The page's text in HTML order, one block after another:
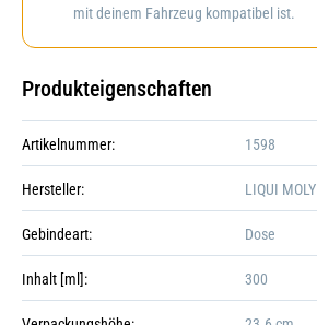
mit deinem Fahrzeug kompatibel ist.
Produkteigenschaften
Artikelnummer: 1598
Hersteller: LIQUI MOLY
Gebindeart: Dose
Inhalt [ml]: 300